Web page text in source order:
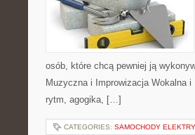
osób, które chcą pewniej ją
Muzyczna i Improwizacja Wokalna
rytm, agogika, […]
CATEGORIES: SAMOCHODY